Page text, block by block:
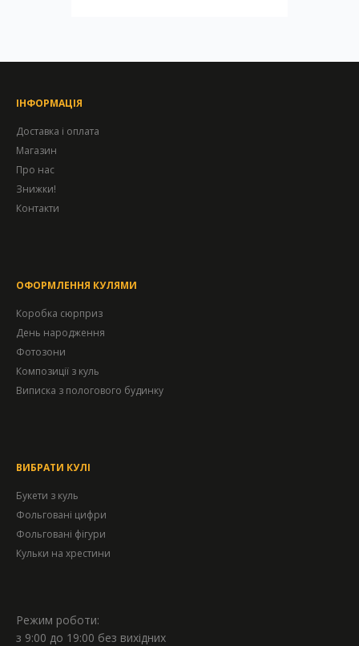
ІНФОРМАЦІЯ
Доставка і оплата
Магазин
Про нас
Знижки!
Контакти
ОФОРМЛЕННЯ КУЛЯМИ
Коробка сюрприз
День народження
Фотозони
Композиції з куль
Виписка з пологового будинку
ВИБРАТИ КУЛІ
Букети з куль
Фольговані цифри
Фольговані фігури
Кульки на хрестини
Режим роботи:
з 9:00 до 19:00 без вихідних